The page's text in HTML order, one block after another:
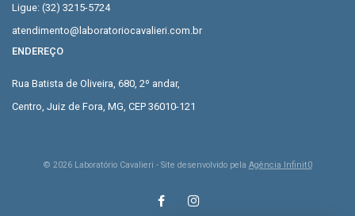
Ligue: (32) 3215-5724
atendimento@laboratoriocavalieri.com.br
ENDEREÇO
Rua Batista de Oliveira, 680, 2º andar,
Centro, Juiz de Fora, MG, CEP 36010-121
© 2026Laboratório Cavalieri - Site desenvolvido pela Agência Infinit0